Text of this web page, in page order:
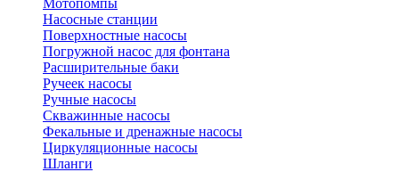
Мотопомпы
Насосные станции
Поверхностные насосы
Погружной насос для фонтана
Расширительные баки
Ручеек насосы
Ручные насосы
Скважинные насосы
Фекальные и дренажные насосы
Циркуляционные насосы
Шланги